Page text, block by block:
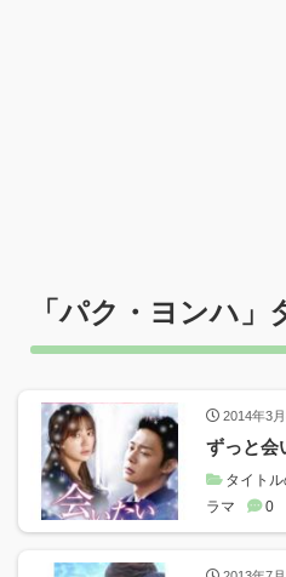
「パク・ヨンハ 」
2014年3
ずっと会
タイト
ラマ
0